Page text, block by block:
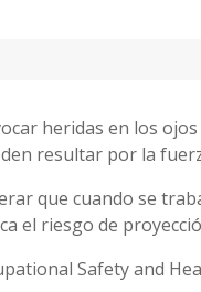
heridas en los
resultar por la
que cuando se
el riesgo de
Safety and